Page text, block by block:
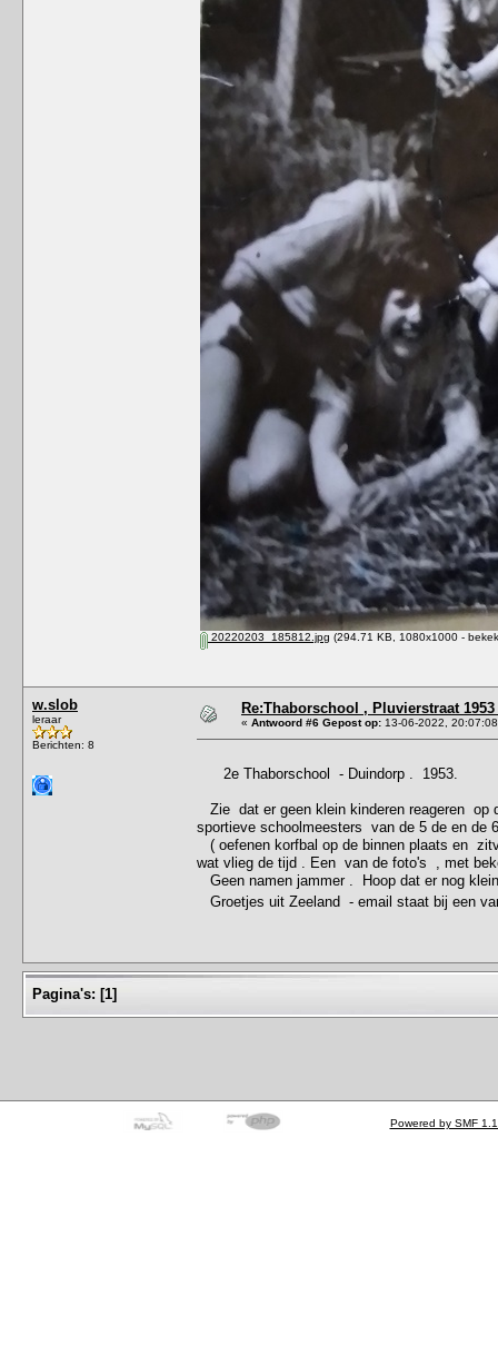
20220203_185812.jpg (294.71 KB, 1080x1000 -
w.slob
leraar
Berichten: 8
Re:Thaborschool , Pluvierstraat
« Antwoord #6 Gepost op: 13-06-2022,
2e Thaborschool - Duindorp . 1953.
Zie dat er geen klein kinderen reageren
sportieve schoolmeesters van de 5 de en de
( oefenen korfbal op de binnen plaats en
wat vlieg de tijd . Een van de foto's , met
Geen namen jammer . Hoop dat er nog
Groetjes uit Zeeland - email staat bij een
Pagina's: [1]
Powered by SMF